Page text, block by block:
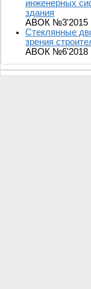
инженерных
здания
АВОК №3'2015
Стеклянные
зрения
АВОК №6'2018